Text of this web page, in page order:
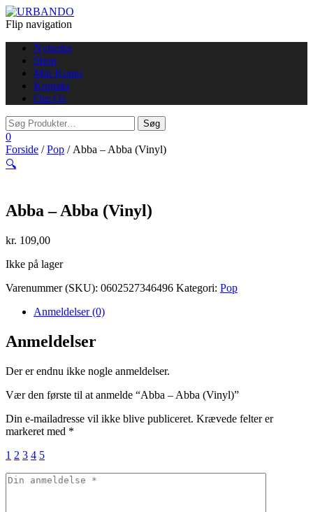
Flip navigation
Nyheder
Shop
Min Konto
Kontakt
Om Os
0
Forside /Pop / Abba – Abba (Vinyl)
🔍
Abba – Abba (Vinyl)
kr. 109,00
Ikke på lager
Varenummer (SKU): 0602527346496 Kategori: Pop
Anmeldelser (0)
Anmeldelser
Der er endnu ikke nogle anmeldelser.
Vær den første til at anmelde “Abba – Abba (Vinyl)”
Din e-mailadresse vil ikke blive publiceret. Krævede felter er
markeret med *
1 2 3 4 5